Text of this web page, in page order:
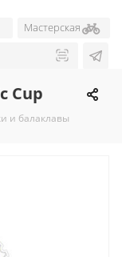
Мастерская
Cup
и балаклавы